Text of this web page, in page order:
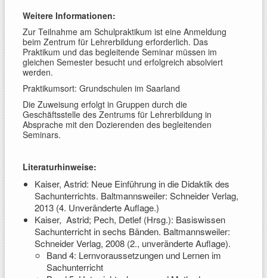
Weitere Informationen:
Zur Teilnahme am Schulpraktikum ist eine Anmeldung
beim Zentrum für Lehrerbildung erforderlich. Das
Praktikum und das begleitende Seminar müssen im
gleichen Semester besucht und erfolgreich absolviert
werden.
Praktikumsort: Grundschulen im Saarland
Die Zuweisung erfolgt in Gruppen durch die
Geschäftsstelle des Zentrums für Lehrerbildung in
Absprache mit den Dozierenden des begleitenden
Seminars.
Literaturhinweise:
Kaiser, Astrid: Neue Einführung in die Didaktik des
Sachunterrichts. Baltmannsweiler: Schneider Verlag,
2013 (4. Unveränderte Auflage.)
Kaiser, Astrid; Pech, Detlef (Hrsg.): Basiswissen
Sachunterricht in sechs Bänden. Baltmannsweiler:
Schneider Verlag, 2008 (2., unveränderte Auflage).
Band 4: Lernvoraussetzungen und Lernen im
Sachunterricht